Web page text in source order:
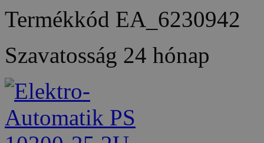
Termékkód EA_6230942
Szavatosság 24 hónap